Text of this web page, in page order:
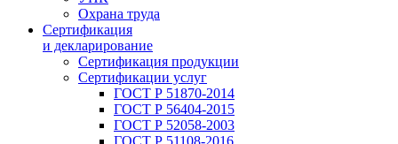
Охрана труда
Сертификация
и декларирование
Сертификация продукции
Сертификации услуг
ГОСТ Р 51870-2014
ГОСТ Р 56404-2015
ГОСТ Р 52058-2003
ГОСТ Р 51108-2016